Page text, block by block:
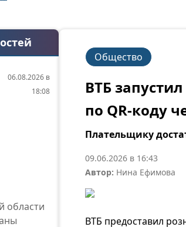
06.08.2026 в
18:08
области
Общество
ВТБ
по QR-коду
Плательщику
09.06.2026 в 16:43
Автор: Нина Ефимова
ВТБ предоставил